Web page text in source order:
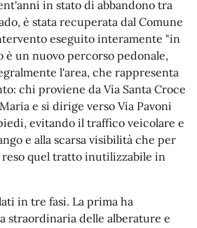
in stato di abbandono tra
è stata recuperata dal Comune
eseguito interamente "in
è un nuovo percorso pedonale,
l'area, che rappresenta
chi proviene da Via Santa Croce
e si dirige verso Via Pavoni
evitando il traffico veicolare e
e alla scarsa visibilità che per
quel tratto inutilizzabile in
in tre fasi. La prima ha
straordinaria delle alberature e